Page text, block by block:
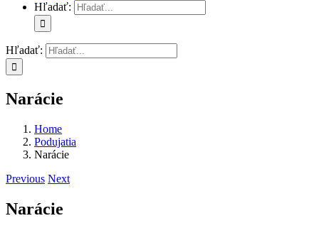
Hľadať:
Hľadať:
Narácie
Home
Podujatia
Narácie
Previous Next
Narácie